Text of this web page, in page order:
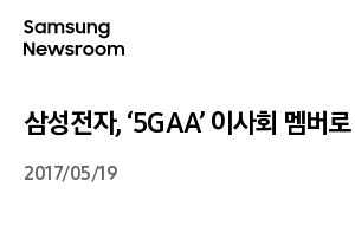
삼성전자, ‘5GAA’ 이사회 멤버
2017/05/19